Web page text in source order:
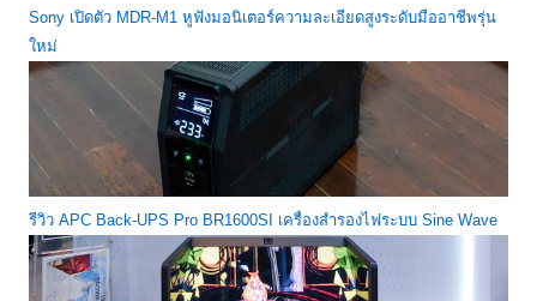
Sony เปิดตัว MDR-M1 หูฟังมอนิเตอร์ความละเอียดสูงระดับมืออาชีพรุ่น
ใหม่
รีวิว APC Back-UPS Pro BR1600SI เครื่องสำรองไฟระบบ Sine Wave